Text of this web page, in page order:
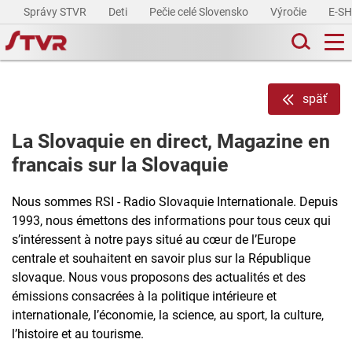
Správy STVR Deti Pečie celé Slovensko Výročie E-
späť
La Slovaquie en direct, Magazine en
francais sur la Slovaquie
Nous sommes RSI - Radio Slovaquie Internationale. Depuis
1993, nous émettons des informations pour tous ceux qui
s’intéressent à notre pays situé au cœur de l’Europe
centrale et souhaitent en savoir plus sur la République
slovaque. Nous vous proposons des actualités et des
émissions consacrées à la politique intérieure et
internationale, l’économie, la science, au sport, la culture,
l’histoire et au tourisme.